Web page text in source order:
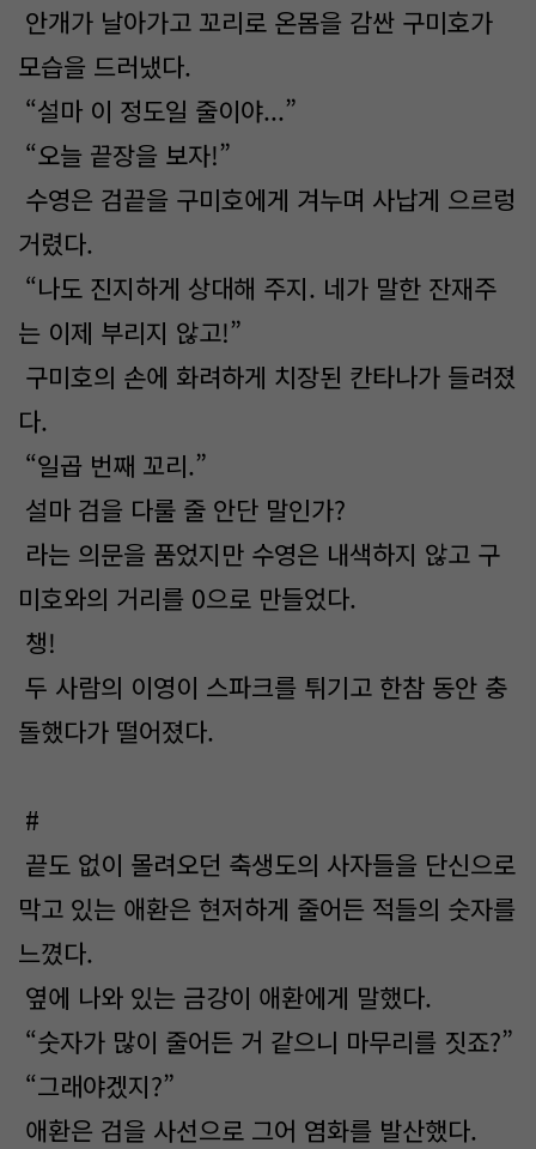
안개가 날아가고 꼬리로 온몸을 감싼 구미호가
모습을 드러냈다.
“설마 이 정도일 줄이야...”
“오늘 끝장을 보자!”
수영은 검끝을 구미호에게 겨누며 사납게 으르렁
거렸다.
“나도 진지하게 상대해 주지. 네가 말한 잔재주
는 이제 부리지 않고!”
구미호의 손에 화려하게 치장된 칸타나가 들려졌
다.
“일곱 번째 꼬리.”
설마 검을 다룰 줄 안단 말인가?
라는 의문을 품었지만 수영은 내색하지 않고 구
미호와의 거리를 0으로 만들었다.
챙!
두 사람의 이영이 스파크를 튀기고 한참 동안 충
돌했다가 떨어졌다.
#
끝도 없이 몰려오던 축생도의 사자들을 단신으로
막고 있는 애환은 현저하게 줄어든 적들의 숫자를
느꼈다.
옆에 나와 있는 금강이 애환에게 말했다.
“숫자가 많이 줄어든 거 같으니 마무리를 짓죠?”
“그래야겠지?”
애환은 검을 사선으로 그어 염화를 발산했다.